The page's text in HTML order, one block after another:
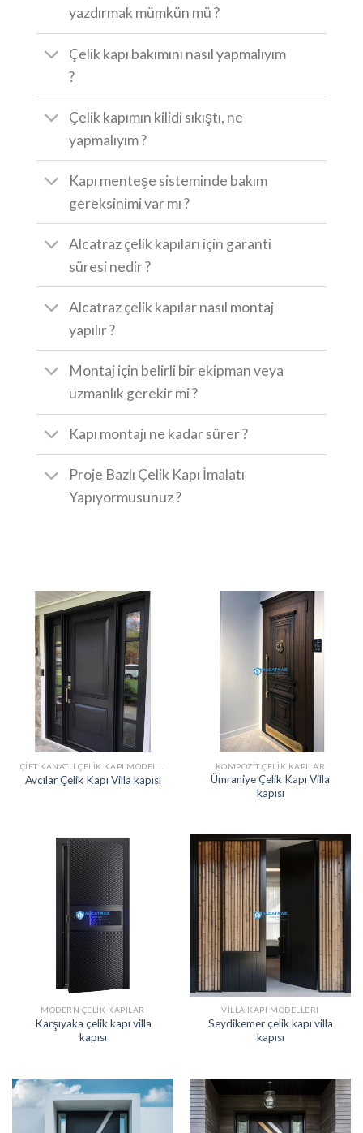
yazdırmak mümkün mü ?
Çelik kapı bakımını nasıl yapmalıyım
?
Çelik kapımın kilidi sıkıştı, ne
yapmalıyım ?
Kapı menteşe sisteminde bakım
gereksinimi var mı ?
Alcatraz çelik kapıları için garanti
süresi nedir ?
Alcatraz çelik kapılar nasıl montaj
yapılır ?
Montaj için belirli bir ekipman veya
uzmanlık gerekir mi ?
Kapı montajı ne kadar sürer ?
Proje Bazlı Çelik Kapı İmalatı
Yapıyormusunuz ?
Avcılar Çelik Kapı Villa kapısı
KOMPOZIT ÇELIK KAPILAR
Ümraniye Çelik Kapı Villa
kapısı
MODERN ÇELIK KAPILAR
Karşıyaka çelik kapı villa
kapısı
VILLA KAPI MODELLERI
Seydikemer çelik kapı villa
kapısı